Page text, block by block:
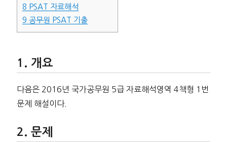
8 PSAT 자료해석
9 공무원 PSAT 기출
개요
다음은 2016년 국가공무원 5급 자료해석영역 4책형 1번
문제 해설이다.
문제